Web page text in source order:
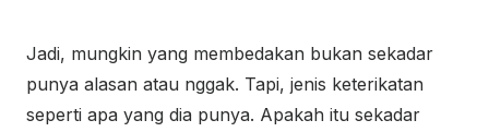
Jadi, mungkin yang membedakan bukan sekadar
punya alasan atau nggak. Tapi, jenis keterikatan
seperti apa yang dia punya. Apakah itu sekadar